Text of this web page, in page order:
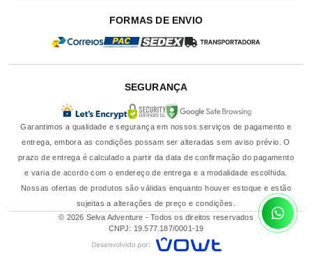
FORMAS DE ENVIO
SEGURANÇA
Garantimos a qualidade e segurança em nossos serviços de pagamento e
entrega, embora as condições possam ser alteradas sem aviso prévio. O
prazo de entrega é calculado a partir da data de confirmação do pagamento
e varia de acordo com o endereço de entrega e a modalidade escolhida.
Nossas ofertas de produtos são válidas enquanto houver estoque e estão
sujeitas a alterações de preço e condições.
© 2026 Selva Adventure - Todos os direitos reservados
CNPJ: 19.577.187/0001-19